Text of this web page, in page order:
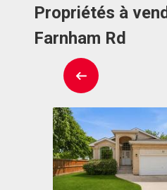
Propriétés à
Farnham Rd